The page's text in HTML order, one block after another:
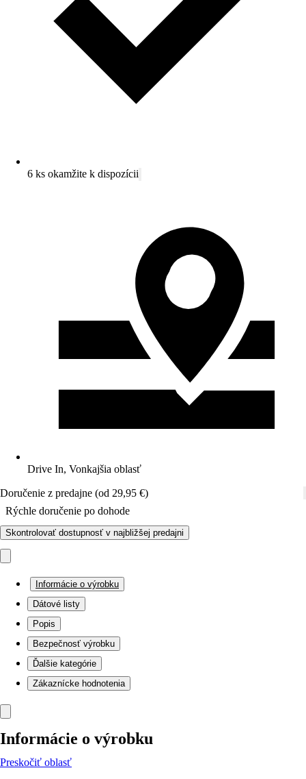
6 ks okamžite k dispozícii
Drive In, Vonkajšia oblasť
Doručenie z predajne (od 29,95 €)
Rýchle doručenie po dohode
Skontrolovať dostupnosť v najbližšej predajni
Informácie o výrobku
Dátové listy
Popis
Bezpečnosť výrobku
Ďalšie kategórie
Zákaznícke hodnotenia
Informácie o výrobku
Preskočiť oblasť